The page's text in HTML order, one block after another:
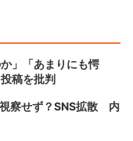
」「あまりにも愕
稿を批判
察せず？SNS拡散 内